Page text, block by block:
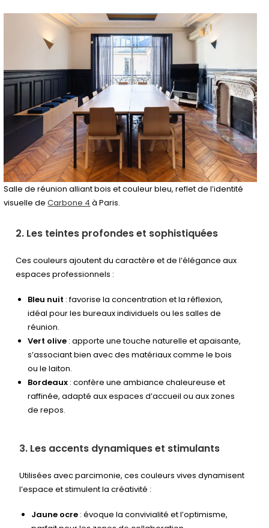
Salle de réunion alliant bois et couleur bleu, reflet de l’identité
visuelle deCarbone 4 à Paris.
2. Les teintes profondes et sophistiquées
Ces couleurs ajoutent du caractère et de l’élégance aux
espaces professionnels :
Bleu nuit : favorise la concentration et la réflexion,
idéal pour les bureaux individuels ou les salles de
réunion.
Vert olive : apporte une touche naturelle et apaisante,
s’associant bien avec des matériaux comme le bois
ou le laiton.
Bordeaux : confère une ambiance chaleureuse et
raffinée, adapté aux espaces d’accueil ou aux zones
de repos.
3. Les accents dynamiques et stimulants
Utilisées avec parcimonie, ces couleurs vives dynamisent
l’espace et stimulent la créativité :
Jaune ocre : évoque la convivialité et l’optimisme,